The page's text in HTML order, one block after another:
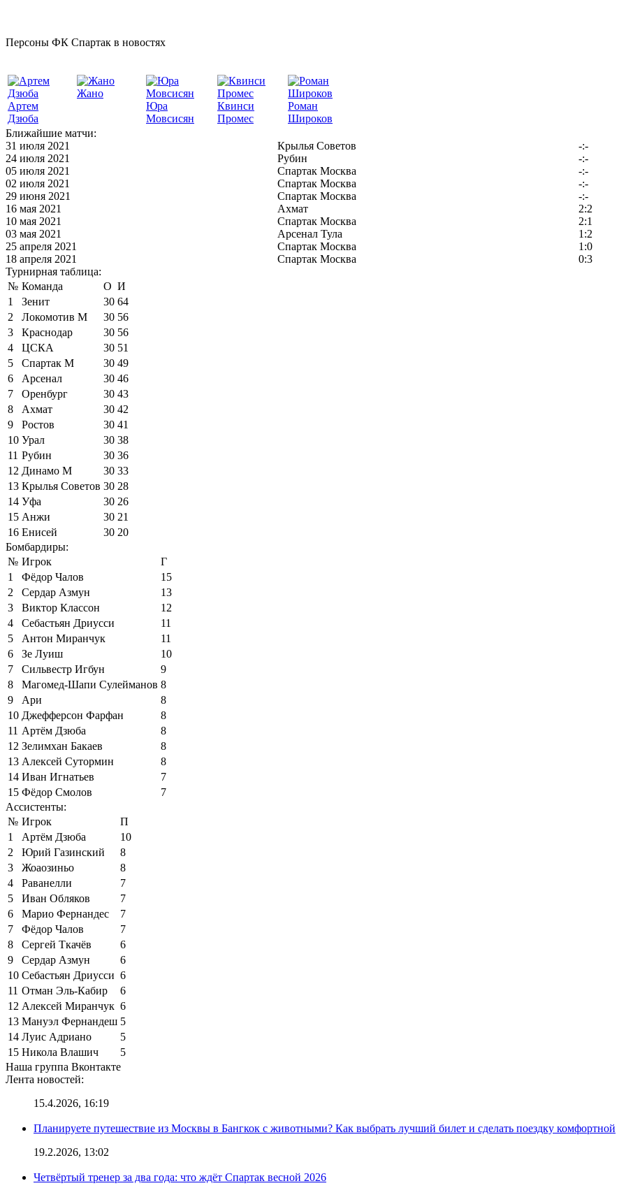
Персоны ФК Спартак в новостях
Артем
Дзюба
Жано
Юра
Мовсисян
Квинси
Промес
Роман
Широков
Ближайшие матчи:
31 июля 2021
Крылья Советов
-:-
24 июля 2021
Рубин
-:-
05 июля 2021
Спартак Москва
-:-
02 июля 2021
Спартак Москва
-:-
29 июня 2021
Спартак Москва
-:-
16 мая 2021
Ахмат
2:2
10 мая 2021
Спартак Москва
2:1
03 мая 2021
Арсенал Тула
1:2
25 апреля 2021
Спартак Москва
1:0
18 апреля 2021
Спартак Москва
0:3
Турнирная таблица:
№ Команда О И
1
Зенит 30 64
2
Локомотив М 30 56
3
Краснодар 30 56
4
ЦСКА 30 51
5
Спартак М 30 49
6
Арсенал 30 46
7
Оренбург 30 43
8
Ахмат 30 42
9
Ростов 30 41
10 Урал 30 38
11 Рубин 30 36
12 Динамо М 30 33
13 Крылья Советов 30 28
14 Уфа 30 26
15 Анжи 30 21
16 Енисей 30 20
Бомбардиры:
№ Игрок
Г
1
Фёдор Чалов
15
2
Сердар Азмун
13
3
Виктор Классон
12
4
Себастьян Дриусси
11
5
Антон Миранчук
11
6
Зе Луиш
10
7
Сильвестр Игбун
9
8
Магомед-Шапи Сулейманов 8
9
Ари
8
10 Джефферсон Фарфан
8
11 Артём Дзюба
8
12 Зелимхан Бакаев
8
13 Алексей Сутормин
8
14 Иван Игнатьев
7
15 Фёдор Смолов
7
Ассистенты:
№ Игрок
П
1
Артём Дзюба
10
2
Юрий Газинский
8
3
Жоаозиньо
8
4
Раванелли
7
5
Иван Обляков
7
6
Марио Фернандес
7
7
Фёдор Чалов
7
8
Сергей Ткачёв
6
9
Сердар Азмун
6
10 Себастьян Дриусси 6
11 Отман Эль-Кабир
6
12 Алексей Миранчук 6
13 Мануэл Фернандеш 5
14 Луис Адриано
5
15 Никола Влашич
5
Наша группа Вконтакте
Лента новостей:
15.4.2026, 16:19
Планируете путешествие из Москвы в Бангкок с животными? Как выбрать лучший билет и сделать поездку комфортной
19.2.2026, 13:02
Четвёртый тренер за два года: что ждёт Спартак весной 2026